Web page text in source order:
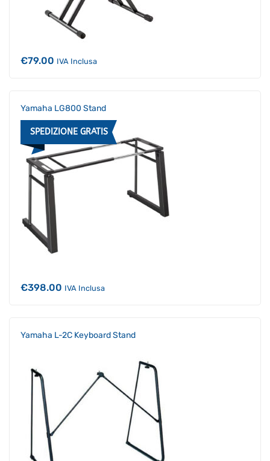
€79.00 IVA Inclusa
Yamaha LG800 Stand
SPEDIZIONE GRATIS
€398.00 IVA Inclusa
Yamaha L-2C Keyboard Stand